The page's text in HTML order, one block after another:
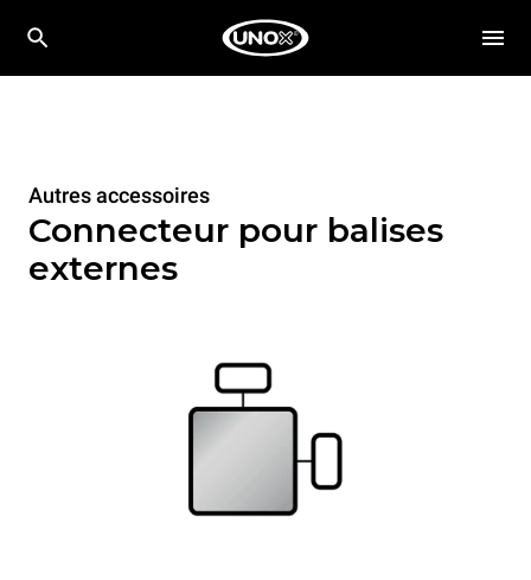
Autres accessoires
Connecteur pour balises
externes